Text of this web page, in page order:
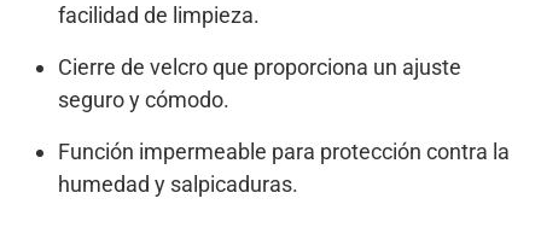
facilidad de limpieza.
Cierre de velcro que proporciona un ajuste
seguro y cómodo.
Función impermeable para protección contra la
humedad y salpicaduras.